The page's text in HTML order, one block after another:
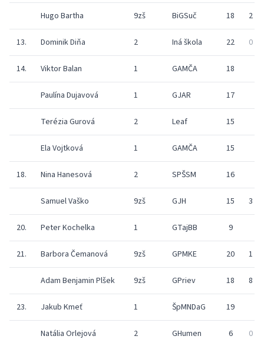
Hugo Bartha 9zš BiGSuč 18 2
13. Dominik Diňa 2 Iná škola 22 0
14. Viktor Balan 1 GAMČA 18
Paulína Dujavová 1 GJAR 17
Terézia Gurová 2 Leaf 15
Ela Vojtková 1 GAMČA 15
18. Nina Hanesová 2 SPŠSM 16
Samuel Vaško 9zš GJH 15 3
20. Peter Kochelka 1 GTajBB 9
21. Barbora Čemanová 9zš GPMKE 20 1
Adam Benjamin Plšek 9zš GPriev 18 8
23. Jakub Kmeť 1 ŠpMNDaG 19
Natália Orlejová 2 GHumen 6 0